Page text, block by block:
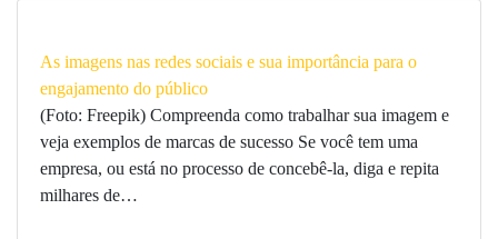
As imagens nas redes sociais e sua importância para o
engajamento do público
(Foto: Freepik) Compreenda como trabalhar sua imagem e
veja exemplos de marcas de sucesso Se você tem uma
empresa, ou está no processo de concebê-la, diga e repita
milhares de…